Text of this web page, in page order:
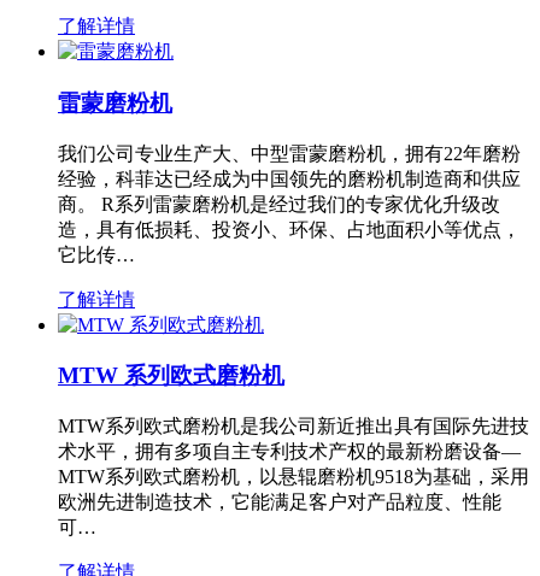
了解详情
雷蒙磨粉机
我们公司专业生产大、中型雷蒙磨粉机，拥有22年磨粉
经验，科菲达已经成为中国领先的磨粉机制造商和供应
商。 R系列雷蒙磨粉机是经过我们的专家优化升级改
造，具有低损耗、投资小、环保、占地面积小等优点，
它比传…
了解详情
MTW 系列欧式磨粉机
MTW系列欧式磨粉机是我公司新近推出具有国际先进技
术水平，拥有多项自主专利技术产权的最新粉磨设备—
MTW系列欧式磨粉机，以悬辊磨粉机9518为基础，采用
欧洲先进制造技术，它能满足客户对产品粒度、性能
可…